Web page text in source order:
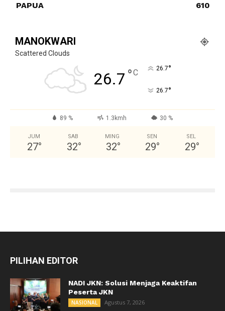
PAPUA
610
MANOKWARI
Scattered Clouds
26.7 °C 26.7°
26.7°
89 % 1.3kmh 30 %
JUM
27°
SAB
32°
MING
32°
SEN
29°
SEL
29°
PILIHAN EDITOR
NADI JKN: Solusi Menjaga Keaktifan
Peserta JKN
NASIONAL Agustus 7, 2026